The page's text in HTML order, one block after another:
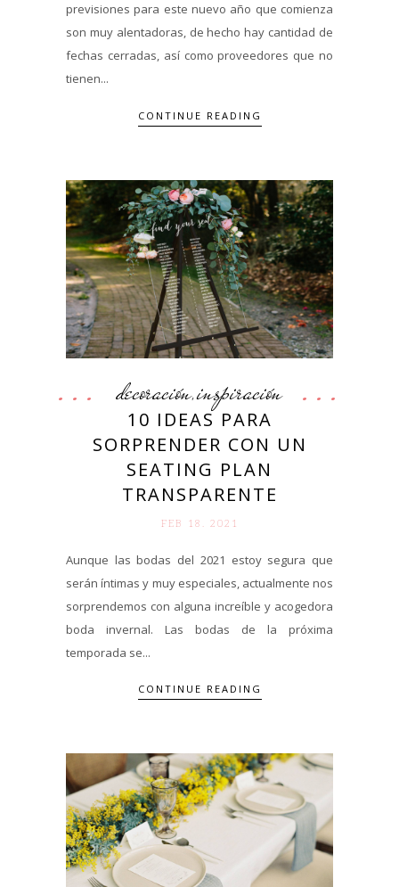
previsiones para este nuevo año que comienza
son muy alentadoras, de hecho hay cantidad de
fechas cerradas, así como proveedores que no
tienen...
CONTINUE READING
decoración, inspiración
10 IDEAS PARA
SORPRENDER CON UN
SEATING PLAN
TRANSPARENTE
FEB 18. 2021
Aunque las bodas del 2021 estoy segura que
serán íntimas y muy especiales, actualmente nos
sorprendemos con alguna increíble y acogedora
boda invernal. Las bodas de la próxima
temporada se...
CONTINUE READING